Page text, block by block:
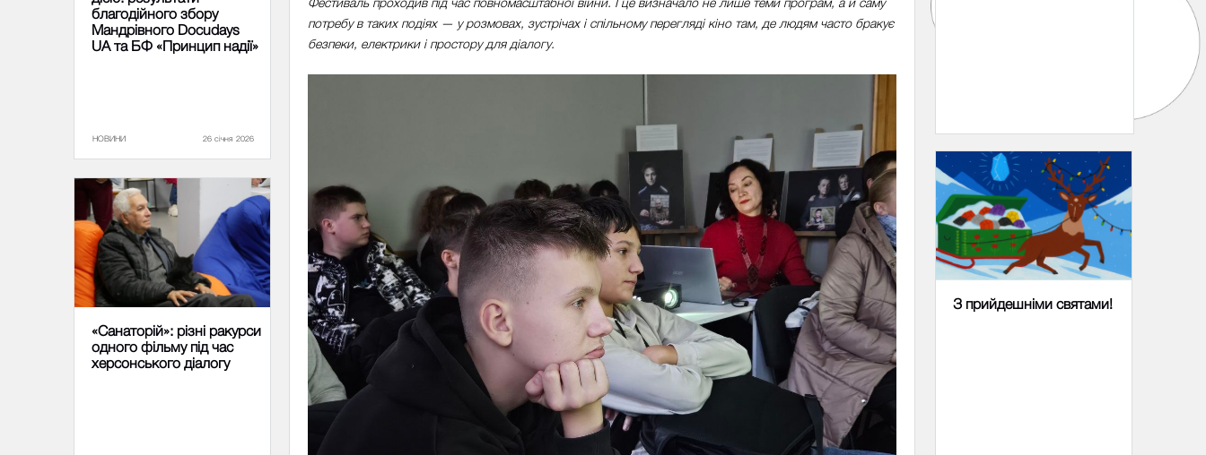
потребу в таких подіях — у розмовах, зустрічах і спільному перегляді кіно там, де людям часто бракує
безпеки, електрики і простору для діалогу.
благодійного збору
Мандрівного Docudays
UA та БФ «Принцип надії»
НОВИНИ 26 січня 2026
З прийдешніми святами!
«Санаторій»: різні ракурси
одного фільму під час
херсонського діалогу